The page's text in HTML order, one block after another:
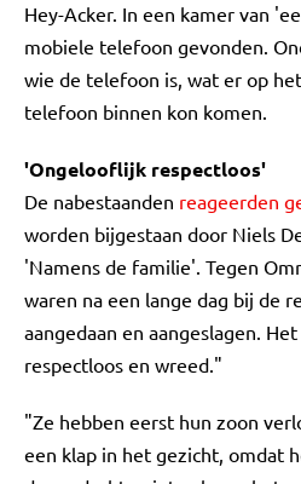
Hey-Acker. In een kamer van
mobiele telefoon gevonden.
wie de telefoon is, wat er op
telefoon binnen kon komen.
'Ongelooflijk respectloos'
De nabestaanden reageerden
worden bijgestaan door Niels
'Namens de familie'. Tegen
waren na een lange dag bij de
aangedaan en aangeslagen.
respectloos en wreed."
"Ze hebben eerst hun zoon
een klap in het gezicht, omdat